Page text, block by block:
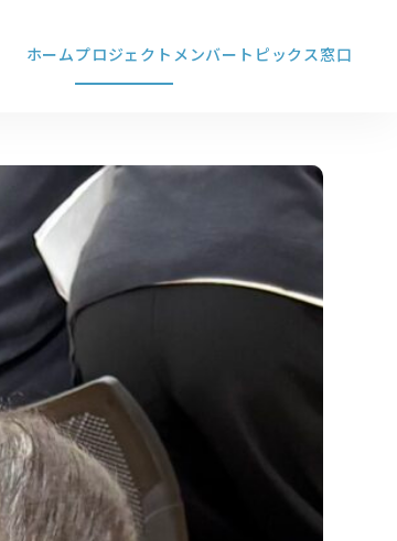
ホームプロジェクト メンバー トピックス窓口